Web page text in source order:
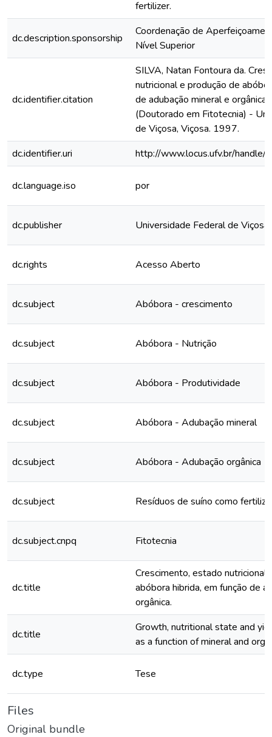
fertilizer.
dc.description.sponsorship
Coordenação de
Nível Superior
dc.identifier.citation
SILVA, Natan Fontoura da.
nutricional e produção de
de adubação mineral e
(Doutorado em Fitotecnia) -
de Viçosa, Viçosa. 1997.
dc.identifier.uri
http://www.locus.ufv.br/
dc.language.iso por
dc.publisher Universidade Federal de Viçosa
dc.rights Acesso Aberto
dc.subject Abóbora - crescimento
dc.subject Abóbora - Nutrição
dc.subject Abóbora - Produtividade
dc.subject Abóbora - Adubação mineral
dc.subject Abóbora - Adubação orgânica
dc.subject Resíduos de suíno como
dc.subject.cnpq Fitotecnia
dc.title
Crescimento, estado nutricional
abóbora hibrida, em função de
orgânica.
dc.title
Growth, nutritional state and
as a function of mineral and
dc.type Tese
Files
Original bundle